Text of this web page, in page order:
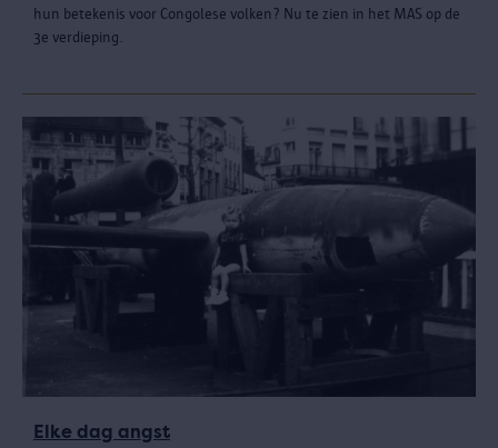
hun betekenis voor Congolese volken? Nu te zien in het MAS op de
3e verdieping.
Elke dag angst